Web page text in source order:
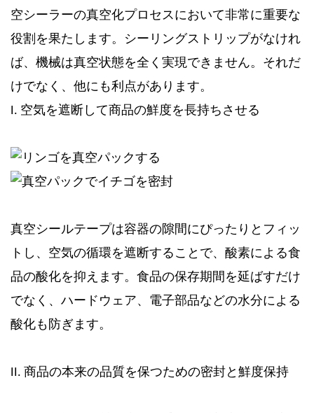
空シーラーの真空化プロセスにおいて非常に重要な
役割を果たします。シーリングストリップがなけれ
ば、機械は真空状態を全く実現できません。それだ
けでなく、他にも利点があります。
I. 空気を遮断して商品の鮮度を長持ちさせる
真空シールテープは容器の隙間にぴったりとフィッ
トし、空気の循環を遮断することで、酸素による食
品の酸化を抑えます。食品の保存期間を延ばすだけ
でなく、ハードウェア、電子部品などの水分による
酸化も防ぎます。
II. 商品の本来の品質を保つための密封と鮮度保持